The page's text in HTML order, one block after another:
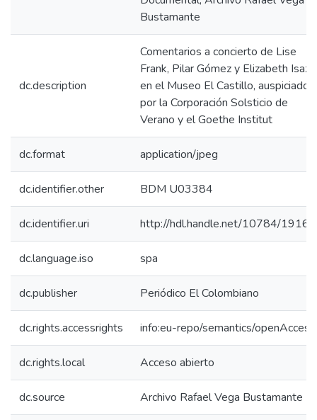
Bustamante
dc.description
Comentarios a concierto de Lise
Frank, Pilar Gómez y Elizabeth Isaza
en el Museo El Castillo, auspiciado
por la Corporación Solsticio de
Verano y el Goethe Institut
dc.format application/jpeg
dc.identifier.other BDM U03384
dc.identifier.uri http://hdl.handle.net/10784/19166
dc.language.iso spa
dc.publisher Periódico El Colombiano
dc.rights.accessrights info:eu-repo/semantics/openAccess
dc.rights.local Acceso abierto
dc.source Archivo Rafael Vega Bustamante